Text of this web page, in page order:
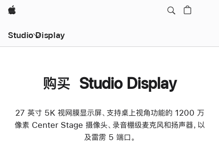
Apple
Studio Display
购买 Studio Display
27 英寸 5K 视网膜显示屏、支持桌上视角功能的 1200 万
像素 Center Stage 摄像头、录音棚级麦克风和扬声器，以
及雷雳 5 端口。